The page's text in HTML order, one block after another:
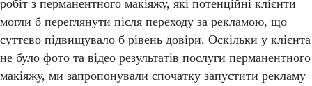
робіт з перманентного макіяжу, які потенційні клієнти
могли б переглянути після переходу за рекламою, що
суттєво підвищувало б рівень довіри. Оскільки у клієнта
не було фото та відео результатів послуги перманентного
макіяжу, ми запропонували спочатку запустити рекламу